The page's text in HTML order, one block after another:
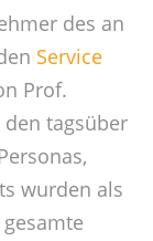
des an
Service
Prof.
den tagsüber
wurden als